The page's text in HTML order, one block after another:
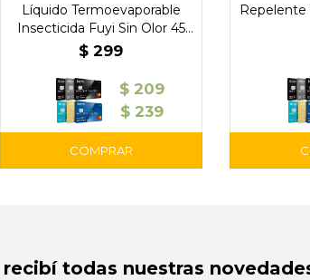
Líquido Termoevaporable
Insecticida Fuyi Sin Olor 45
Noches
$ 299
$ 209
$ 239
Repelente
recibí todas nuestras